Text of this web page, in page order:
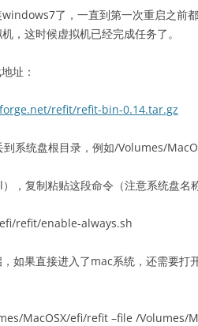
了，一直到第一次重启之前
，这时候虚拟机已经完成任务了。
址：
refit/refit-bin-0.14.tar.gz
系统盘根目录，例如/Volumes/
，复制粘贴这段命令（注意系统盘名
refit/enable-always.sh
如果直接进入了mac系统，还需要打
MacOSX/efi/refit –file /Volumes/